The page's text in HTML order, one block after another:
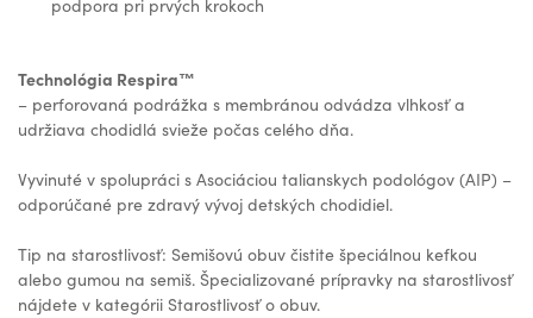
podpora pri prvých krokoch
Technológia Respira™️
– perforovaná podrážka s membránou odvádza vlhkosť a
udržiava chodidlá svieže počas celého dňa.
Vyvinuté v spolupráci s Asociáciou talianskych podológov (AIP) –
odporúčané pre zdravý vývoj detských chodidiel.
Tip na starostlivosť: Semišovú obuv čistite špeciálnou kefkou
alebo gumou na semiš. Špecializované prípravky na starostlivosť
nájdete v kategórii Starostlivosť o obuv.